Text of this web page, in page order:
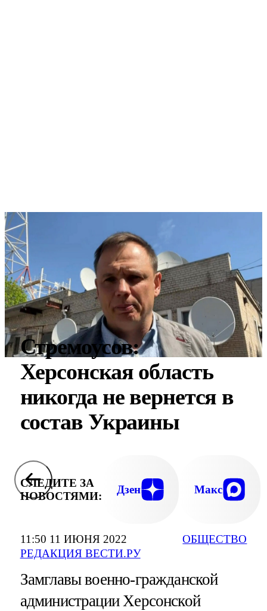
11:50 11 ИЮНЯ 2022
РЕДАКЦИЯ ВЕСТИ.РУ
ОБЩЕСТВО
Стремоусов:
Херсонская область
никогда не вернется в
состав Украины
СЛЕДИТЕ ЗА
НОВОСТЯМИ:
Дзен Макс
Замглавы военно-гражданской
администрации Херсонской